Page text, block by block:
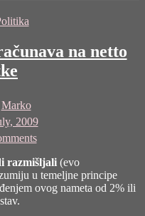
na netto
Marko
2009
on
Prvi
porez
koji
se
obračunava
razmišljali (evo
u temeljne principe
ovog nameta od 2% ili